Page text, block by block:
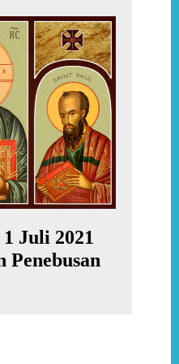
Juli 2021
Penebusan